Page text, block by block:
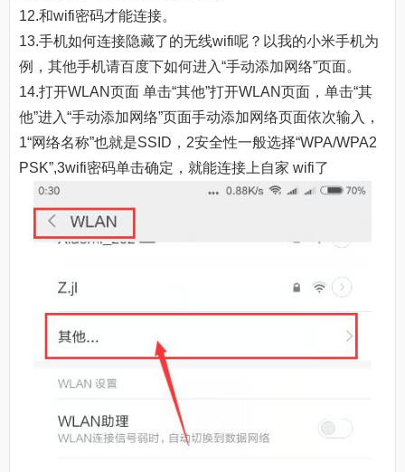
12.和wifi密码才能连接。
13.手机如何连接隐藏了的无线wifi呢？以我的小米手机为
例，其他手机请百度下如何进入“手动添加网络”页面。
14.打开WLAN页面 单击“其他”打开WLAN页面，单击“其
他”进入“手动添加网络”页面手动添加网络页面依次输入，
1“网络名称”也就是SSID，2安全性一般选择“WPA/WPA2
PSK”,3wifi密码单击确定，就能连接上自家 wifi了